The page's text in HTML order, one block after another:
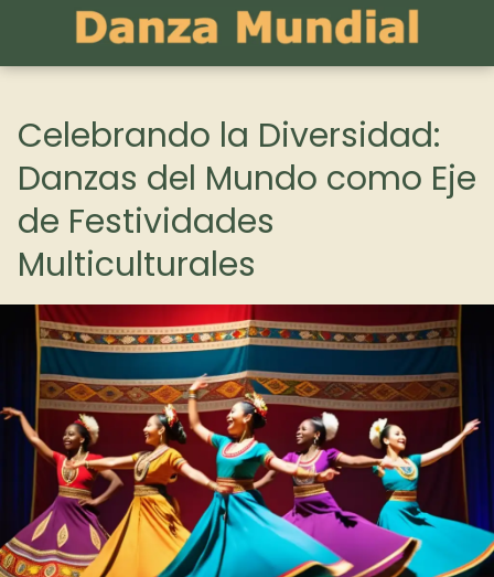
Celebrando la Diversidad:
Danzas del Mundo como Eje
de Festividades
Multiculturales